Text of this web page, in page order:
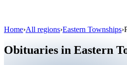
Public figures
Home›All regions›Eastern Townships›
Obituaries in Eastern